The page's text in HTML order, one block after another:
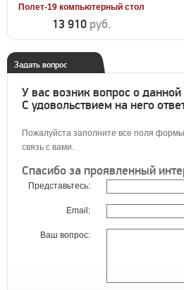
Полет-19 компьютерный стол
13 910 руб.
Задать вопрос
У вас возник вопрос о
С удовольствием на него
Пожалуйста заполните все поля
связь с вами.
Спасибо за проявленный
Представьтесь:
Email:
Ваш вопрос: